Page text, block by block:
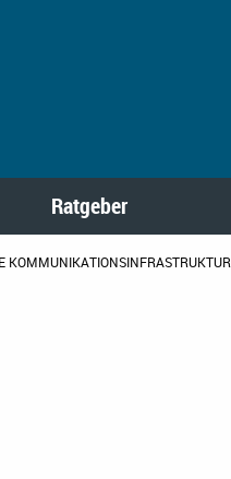
Ratgeber
KOMMUNIKATIONSINFRASTRUKTUR